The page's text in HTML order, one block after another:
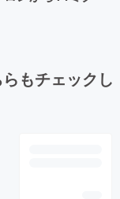
もチェックし